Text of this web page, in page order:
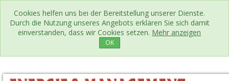
Cookies helfen uns bei der Bereitstellung unserer Dienste.
Durch die Nutzung unseres Angebots erklären Sie sich damit
einverstanden, dass wir Cookies setzen. Mehr anzeigen
OK